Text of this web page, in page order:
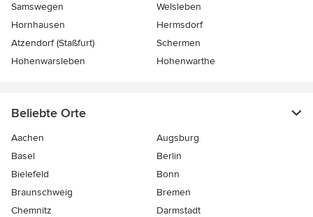
Samswegen
Welsleben
Hornhausen
Hermsdorf
Atzendorf (Staßfurt)
Schermen
Hohenwarsleben
Hohenwarthe
Beliebte Orte
Aachen
Augsburg
Basel
Berlin
Bielefeld
Bonn
Braunschweig
Bremen
Chemnitz
Darmstadt